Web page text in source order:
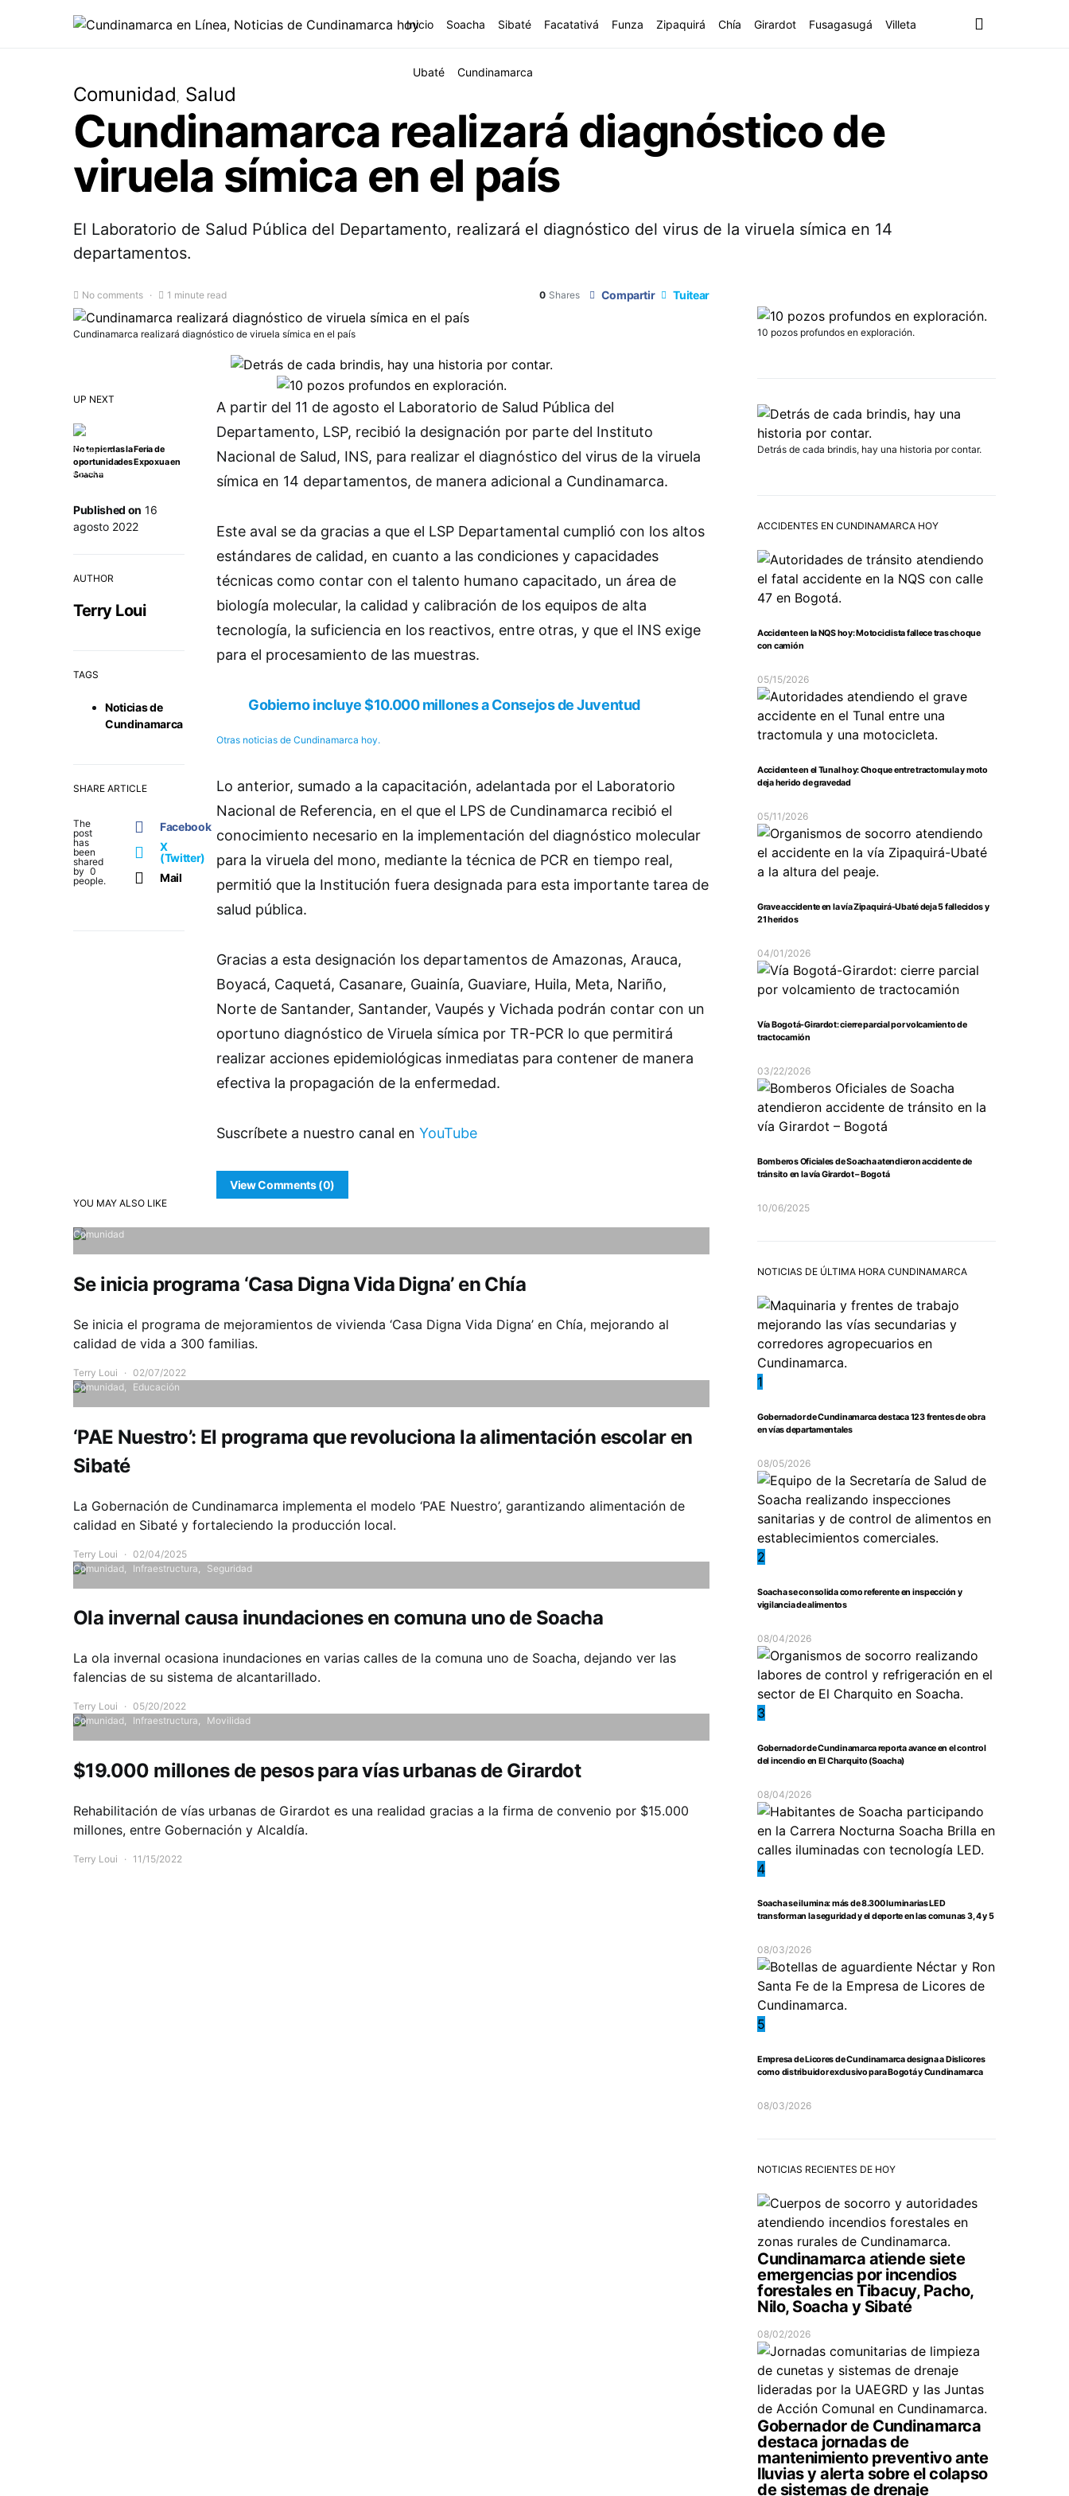
Inicio Soacha Sibaté Facatativá Funza Zipaquirá Chía Girardot Fusagasugá Villeta
Ubaté Cundinamarca
Comunidad Salud
Cundinamarca realizará diagnóstico de
viruela símica en el país
El Laboratorio de Salud Pública del Departamento, realizará el diagnóstico del virus de la viruela símica en 14
departamentos.
No comments 1 minute read 0 Shares Compartir Tuitear
Cundinamarca realizará diagnóstico de viruela símica en el país
UP NEXT
No te pierdas la Feria de
oportunidades Expoxua en
Soacha
Published on 16
agosto 2022
AUTHOR
Terry Loui
TAGS
Noticias de
Cundinamarca
SHARE ARTICLE
The
post
has
been
shared
by 0
people.
Facebook
X
(Twitter)
Mail
A partir del 11 de agosto el Laboratorio de Salud Pública del
Departamento, LSP, recibió la designación por parte del Instituto
Nacional de Salud, INS, para realizar el diagnóstico del virus de la viruela
símica en 14 departamentos, de manera adicional a Cundinamarca.
Este aval se da gracias a que el LSP Departamental cumplió con los altos
estándares de calidad, en cuanto a las condiciones y capacidades
técnicas como contar con el talento humano capacitado, un área de
biología molecular, la calidad y calibración de los equipos de alta
tecnología, la suficiencia en los reactivos, entre otras, y que el INS exige
para el procesamiento de las muestras.
Gobierno incluye $10.000 millones a Consejos de Juventud
Otras noticias de Cundinamarca hoy.
Lo anterior, sumado a la capacitación, adelantada por el Laboratorio
Nacional de Referencia, en el que el LPS de Cundinamarca recibió el
conocimiento necesario en la implementación del diagnóstico molecular
para la viruela del mono, mediante la técnica de PCR en tiempo real,
permitió que la Institución fuera designada para esta importante tarea de
salud pública.
Gracias a esta designación los departamentos de Amazonas, Arauca,
Boyacá, Caquetá, Casanare, Guainía, Guaviare, Huila, Meta, Nariño,
Norte de Santander, Santander, Vaupés y Vichada podrán contar con un
oportuno diagnóstico de Viruela símica por TR-PCR lo que permitirá
realizar acciones epidemiológicas inmediatas para contener de manera
efectiva la propagación de la enfermedad.
Suscríbete a nuestro canal en YouTube
View Comments (0)
YOU MAY ALSO LIKE
Comunidad
Se inicia programa ‘Casa Digna Vida Digna’ en Chía
Se inicia el programa de mejoramientos de vivienda ‘Casa Digna Vida Digna’ en Chía, mejorando al
calidad de vida a 300 familias.
Terry Loui
02/07/2022
Comunidad
Educación
‘PAE Nuestro’: El programa que revoluciona la alimentación escolar en
Sibaté
La Gobernación de Cundinamarca implementa el modelo ‘PAE Nuestro’, garantizando alimentación de
calidad en Sibaté y fortaleciendo la producción local.
Terry Loui
02/04/2025
Comunidad
Infraestructura Seguridad
Ola invernal causa inundaciones en comuna uno de Soacha
La ola invernal ocasiona inundaciones en varias calles de la comuna uno de Soacha, dejando ver las
falencias de su sistema de alcantarillado.
Terry Loui
05/20/2022
Comunidad
Infraestructura Movilidad
$19.000 millones de pesos para vías urbanas de Girardot
Rehabilitación de vías urbanas de Girardot es una realidad gracias a la firma de convenio por $15.000
millones, entre Gobernación y Alcaldía.
Terry Loui 11/15/2022
10 pozos profundos en exploración.
Detrás de cada brindis, hay una historia por contar.
ACCIDENTES EN CUNDINAMARCA HOY
Accidente en la NQS hoy: Motociclista fallece tras choque
con camión
05/15/2026
Accidente en el Tunal hoy: Choque entre tractomula y moto
deja herido de gravedad
05/11/2026
Grave accidente en la vía Zipaquirá-Ubaté deja 5 fallecidos y
21 heridos
04/01/2026
Vía Bogotá-Girardot: cierre parcial por volcamiento de
tractocamión
03/22/2026
Bomberos Oficiales de Soacha atendieron accidente de
tránsito en la vía Girardot – Bogotá
10/06/2025
NOTICIAS DE ÚLTIMA HORA CUNDINAMARCA
1
Gobernador de Cundinamarca destaca 123 frentes de obra
en vías departamentales
08/05/2026
2
Soacha se consolida como referente en inspección y
vigilancia de alimentos
08/04/2026
3
Gobernador de Cundinamarca reporta avance en el control
del incendio en El Charquito (Soacha)
08/04/2026
4
Soacha se ilumina: más de 8.300 luminarias LED
transforman la seguridad y el deporte en las comunas 3, 4 y 5
08/03/2026
5
Empresa de Licores de Cundinamarca designa a Dislicores
como distribuidor exclusivo para Bogotá y Cundinamarca
08/03/2026
NOTICIAS RECIENTES DE HOY
Cundinamarca atiende siete
emergencias por incendios
forestales en Tibacuy, Pacho,
Nilo, Soacha y Sibaté
08/02/2026
Gobernador de Cundinamarca
destaca jornadas de
mantenimiento preventivo ante
lluvias y alerta sobre el colapso
de sistemas de drenaje